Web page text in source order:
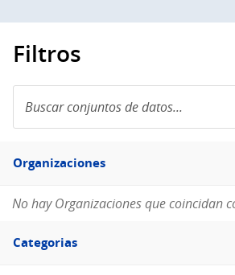
Filtros
conjuntos
de
Filtro
Organizaciones
Organizaciones
No hay Organizaciones que coincidan
Filtro
Categorias
Categorias